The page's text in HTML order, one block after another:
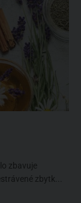
zbavuje
zbytk...